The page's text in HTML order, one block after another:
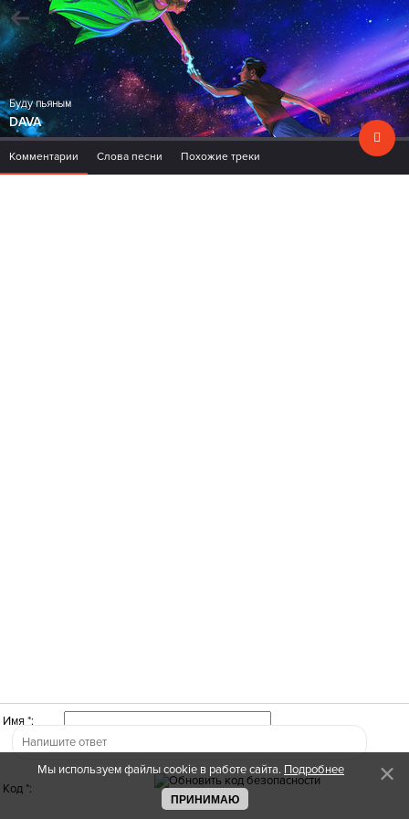
Буду пьяным
DAVA
Комментарии Слова песни Похожие треки
Имя *:
Код *:
Мы используем файлы cookie в работе сайта. Подробнее
ПРИНИМАЮ